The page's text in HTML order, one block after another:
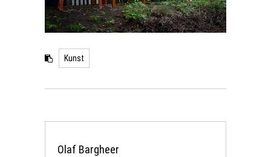
Kunst
Olaf Bargheer